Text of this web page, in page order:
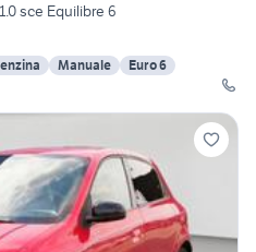
sce Equilibre 6
Manuale
Euro 6